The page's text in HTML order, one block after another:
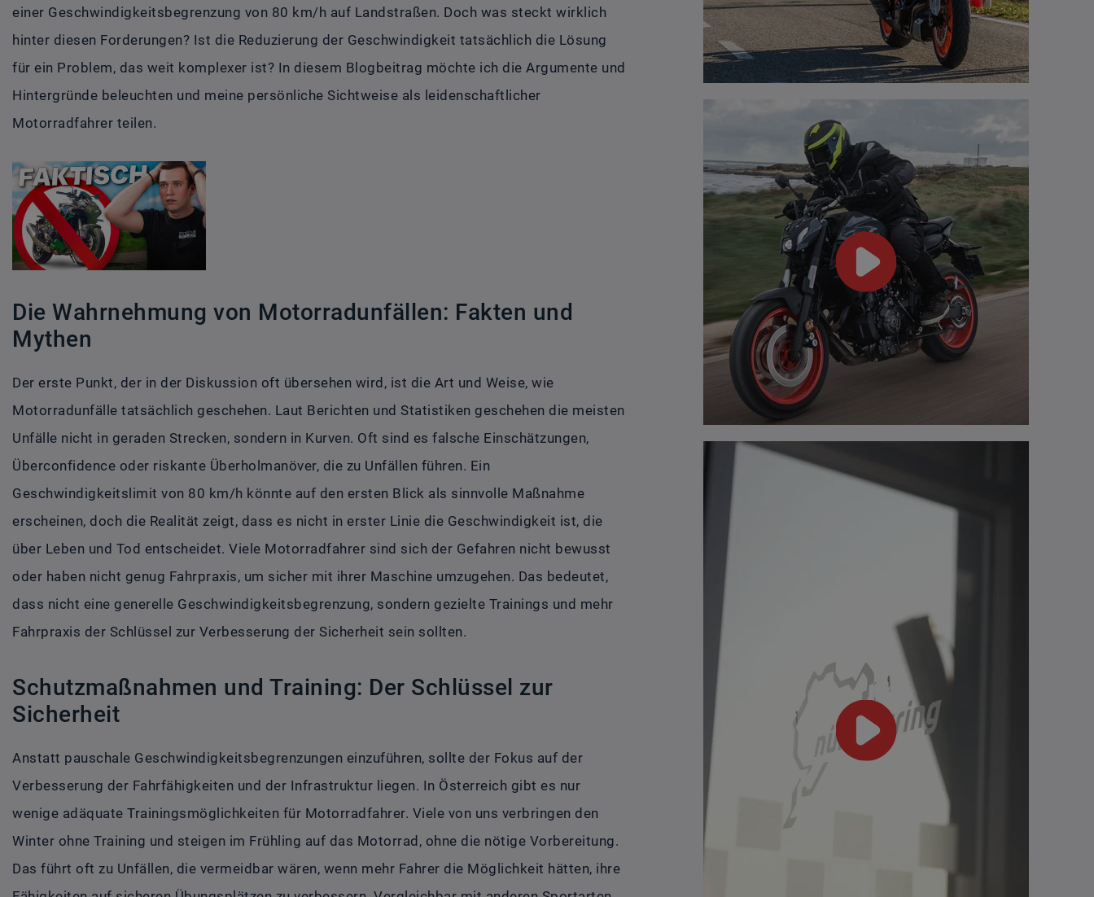
einer Geschwindigkeitsbegrenzung von 80 km/h auf Landstraßen. Doch was steckt wirklich
hinter diesen Forderungen? Ist die Reduzierung der Geschwindigkeit tatsächlich die Lösung
für ein Problem, das weit komplexer ist? In diesem Blogbeitrag möchte ich die Argumente und
Hintergründe beleuchten und meine persönliche Sichtweise als leidenschaftlicher
Motorradfahrer teilen.
Die Wahrnehmung von Motorradunfällen: Fakten und
Mythen
Der erste Punkt, der in der Diskussion oft übersehen wird, ist die Art und Weise, wie
Motorradunfälle tatsächlich geschehen. Laut Berichten und Statistiken geschehen die meisten
Unfälle nicht in geraden Strecken, sondern in Kurven. Oft sind es falsche Einschätzungen,
Überconfidence oder riskante Überholmanöver, die zu Unfällen führen. Ein
Geschwindigkeitslimit von 80 km/h könnte auf den ersten Blick als sinnvolle Maßnahme
erscheinen, doch die Realität zeigt, dass es nicht in erster Linie die Geschwindigkeit ist, die
über Leben und Tod entscheidet. Viele Motorradfahrer sind sich der Gefahren nicht bewusst
oder haben nicht genug Fahrpraxis, um sicher mit ihrer Maschine umzugehen. Das bedeutet,
dass nicht eine generelle Geschwindigkeitsbegrenzung, sondern gezielte Trainings und mehr
Fahrpraxis der Schlüssel zur Verbesserung der Sicherheit sein sollten.
Schutzmaßnahmen und Training: Der Schlüssel zur
Sicherheit
Anstatt pauschale Geschwindigkeitsbegrenzungen einzuführen, sollte der Fokus auf der
Verbesserung der Fahrfähigkeiten und der Infrastruktur liegen. In Österreich gibt es nur
wenige adäquate Trainingsmöglichkeiten für Motorradfahrer. Viele von uns verbringen den
Winter ohne Training und steigen im Frühling auf das Motorrad, ohne die nötige Vorbereitung.
Das führt oft zu Unfällen, die vermeidbar wären, wenn mehr Fahrer die Möglichkeit hätten, ihre